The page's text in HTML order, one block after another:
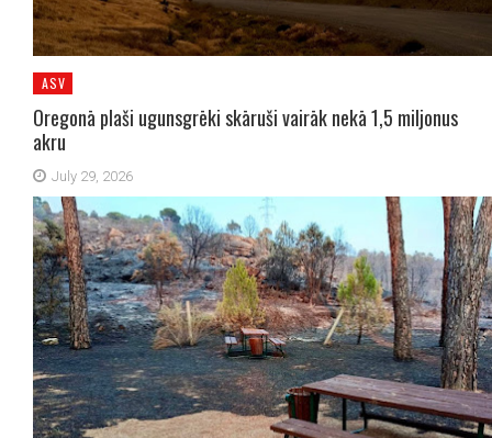
ASV
Oregonā plaši ugunsgrēki skāruši vairāk nekā 1,5 miljonus
akru
July 29, 2026